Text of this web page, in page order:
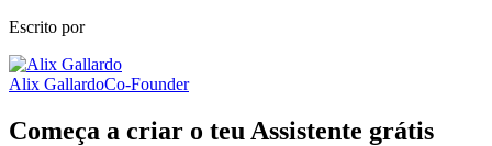
Escrito por
Alix GallardoCo-Founder
Começa a criar o teu Assistente grátis